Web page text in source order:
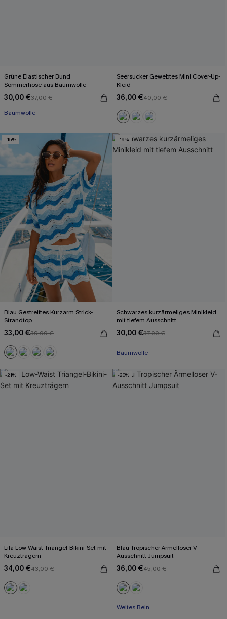
Grüne Elastischer Bund
Sommerhose aus Baumwolle
30,00 €37,00 €
Baumwolle
Seersucker Gewebtes Mini Cover-Up-
Kleid
36,00 €40,00 €
-15%
Blau Gestreiftes Kurzarm Strick-
Strandtop
33,00 €39,00 €
-19%
Schwarzes kurzärmeliges Minikleid
mit tiefem Ausschnitt
30,00 €37,00 €
Mit Gratis-Maßband
-21%
Lila Low-Waist Triangel-Bikini-Set mit
Kreuzträgern
34,00 €43,00 €
-20%
Blau Tropischer Ärmelloser V-
Ausschnitt Jumpsuit
36,00 €45,00 €
Mit Gratis-Maßband